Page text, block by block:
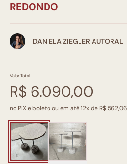
REDONDO
DANIELA ZIEGLER AUTORAL
Valor Total
R$ 6.090,00
no PIX e boleto ou em até 12x de R$ 562,06